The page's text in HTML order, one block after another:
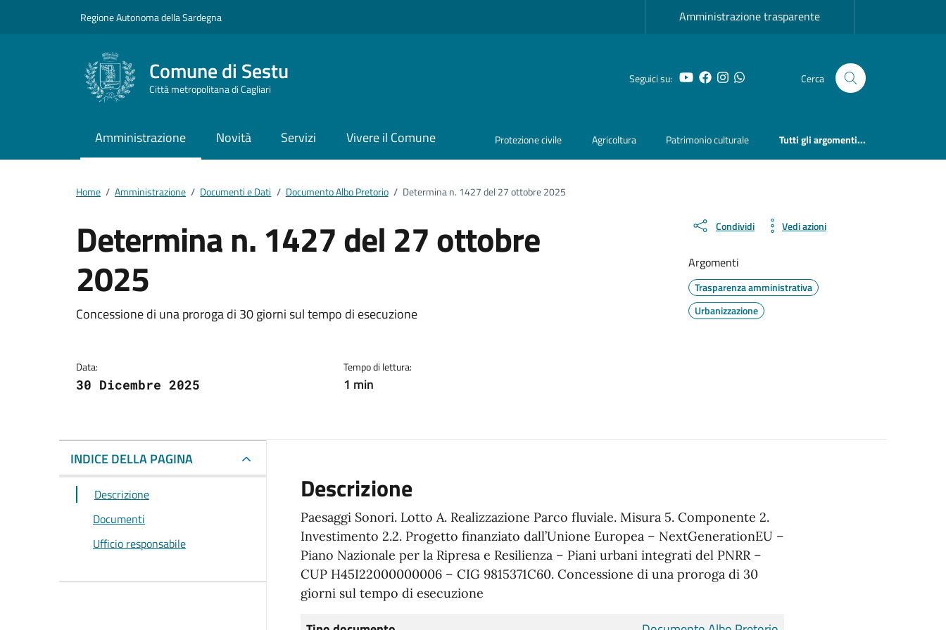
Regione Autonoma della Sardegna Amministrazione trasparente
Comune di Sestu
Città metropolitana di Cagliari
Seguici su: YouTube
Facebook
Instagram
Whatsapp Cerca
Amministrazione Novità Servizi Vivere il Comune Protezione civile Agricoltura Patrimonio culturale Tutti gli argomenti...
Home / Amministrazione / Documenti e Dati / Documento Albo Pretorio / Determina n. 1427 del 27 ottobre 2025
Determina n. 1427 del 27 ottobre
2025
Dettagli del documento
Concessione di una proroga di 30 giorni sul tempo di esecuzione
Data:
30 Dicembre 2025
Tempo di lettura:
1 min
Condividi Vedi azioni
Argomenti
Trasparenza amministrativa
Urbanizzazione
INDICE DELLA PAGINA
Descrizione
Documenti
Ufficio responsabile
Descrizione
Paesaggi Sonori. Lotto A. Realizzazione Parco fluviale. Misura 5. Componente 2.
Investimento 2.2. Progetto finanziato dall’Unione Europea – NextGenerationEU –
Piano Nazionale per la Ripresa e Resilienza – Piani urbani integrati del PNRR –
CUP H45I22000000006 – CIG 9815371C60. Concessione di una proroga di 30
giorni sul tempo di esecuzione